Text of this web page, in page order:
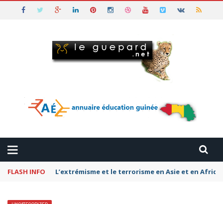
FLASH INFO Pétromonarchies-Gaza : La rivalité entre Qatar,